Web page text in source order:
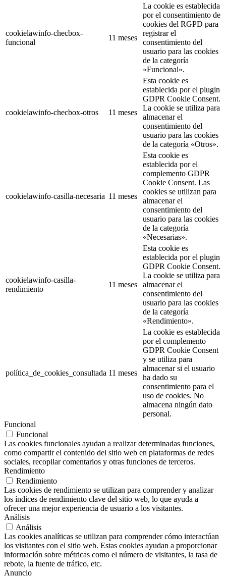
cookielawinfo-checbox-
funcional
11 meses
La cookie es establecida
por el consentimiento de
cookies del RGPD para
registrar el
consentimiento del
usuario para las cookies
de la categoría
«Funcional».
cookielawinfo-checbox-otros 11 meses
Esta cookie es
establecida por el plugin
GDPR Cookie Consent.
La cookie se utiliza para
almacenar el
consentimiento del
usuario para las cookies
de la categoría «Otros».
cookielawinfo-casilla-necesaria 11 meses
Esta cookie es
establecida por el
complemento GDPR
Cookie Consent. Las
cookies se utilizan para
almacenar el
consentimiento del
usuario para las cookies
de la categoría
«Necesarias».
cookielawinfo-casilla-
rendimiento
11 meses
Esta cookie es
establecida por el plugin
GDPR Cookie Consent.
La cookie se utiliza para
almacenar el
consentimiento del
usuario para las cookies
de la categoría
«Rendimiento».
política_de_cookies_consultada 11 meses
La cookie es establecida
por el complemento
GDPR Cookie Consent
y se utiliza para
almacenar si el usuario
ha dado su
consentimiento para el
uso de cookies. No
almacena ningún dato
personal.
Funcional
Funcional
Las cookies funcionales ayudan a realizar determinadas funciones,
como compartir el contenido del sitio web en plataformas de redes
sociales, recopilar comentarios y otras funciones de terceros.
Rendimiento
Rendimiento
Las cookies de rendimiento se utilizan para comprender y analizar
los índices de rendimiento clave del sitio web, lo que ayuda a
ofrecer una mejor experiencia de usuario a los visitantes.
Análisis
Análisis
Las cookies analíticas se utilizan para comprender cómo interactúan
los visitantes con el sitio web. Estas cookies ayudan a proporcionar
información sobre métricas como el número de visitantes, la tasa de
rebote, la fuente de tráfico, etc.
Anuncio